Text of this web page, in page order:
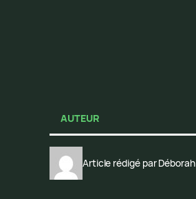
AUTEUR
Article rédigé par Déborah